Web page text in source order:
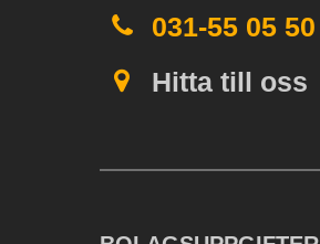
031-55 05 50
Hitta till oss